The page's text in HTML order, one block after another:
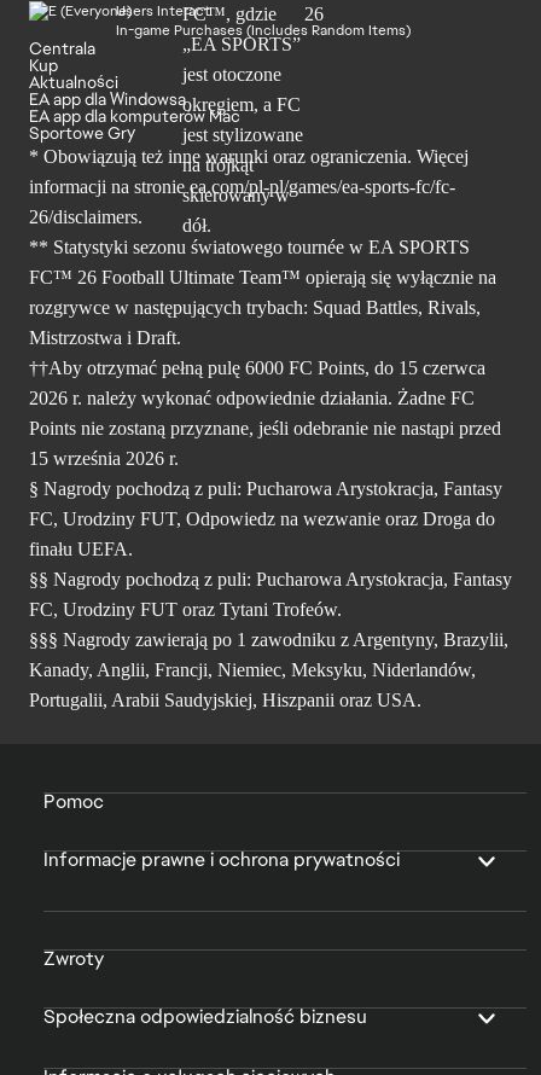
Users Interact
In-game Purchases (Includes Random Items)
Centrala
Kup
Aktualności
EA app dla Windowsa
EA app dla komputerów Mac
Sportowe Gry
* Obowiązują też inne warunki oraz ograniczenia. Więcej
informacji na stronie ea.com/pl-pl/games/ea-sports-fc/fc-
26/disclaimers.
** Statystyki sezonu światowego tournée w EA SPORTS
FC™ 26 Football Ultimate Team™ opierają się wyłącznie na
rozgrywce w następujących trybach: Squad Battles, Rivals,
Mistrzostwa i Draft.
††Aby otrzymać pełną pulę 6000 FC Points, do 15 czerwca
2026 r. należy wykonać odpowiednie działania. Żadne FC
Points nie zostaną przyznane, jeśli odebranie nie nastąpi przed
15 września 2026 r.
§ Nagrody pochodzą z puli: Pucharowa Arystokracja, Fantasy
FC, Urodziny FUT, Odpowiedz na wezwanie oraz Droga do
finału UEFA.
§§ Nagrody pochodzą z puli: Pucharowa Arystokracja, Fantasy
FC, Urodziny FUT oraz Tytani Trofeów.
§§§ Nagrody zawierają po 1 zawodniku z Argentyny, Brazylii,
Kanady, Anglii, Francji, Niemiec, Meksyku, Niderlandów,
Portugalii, Arabii Saudyjskiej, Hiszpanii oraz USA.
Pomoc
Informacje prawne i ochrona prywatności
Zwroty
Społeczna odpowiedzialność biznesu